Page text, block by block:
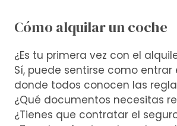
Cómo alquilar un coche
¿Es tu primera vez con el
Sí, puede sentirse como entrar
donde todos conocen las
¿Qué documentos necesitas
¿Tienes que contratar el